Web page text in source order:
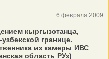
6 февраля 2009
кыргызстанца,
границе.
из камеры ИВС
область РУз)